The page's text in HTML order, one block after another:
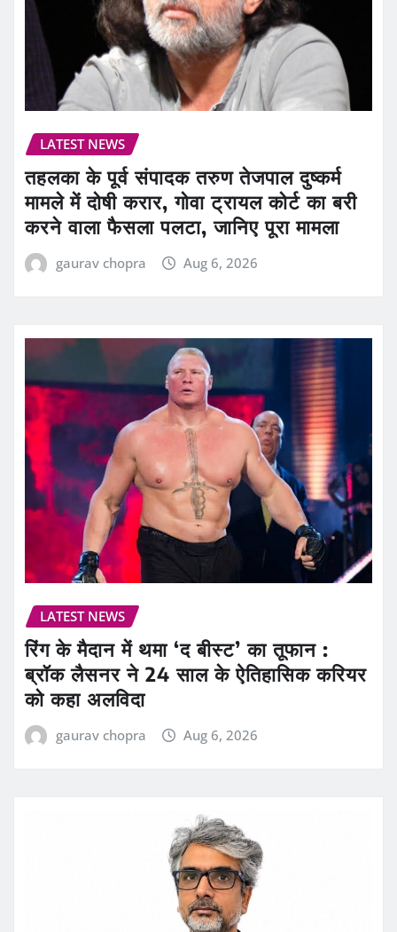
LATEST NEWS
तहलका के पूर्व संपादक तरुण तेजपाल दुष्कर्म
मामले में दोषी करार, गोवा ट्रायल कोर्ट का बरी
करने वाला फैसला पलटा, जानिए पूरा मामला
gaurav chopra Aug 6, 2026
LATEST NEWS
रिंग के मैदान में थमा ‘द बीस्ट’ का तूफान :
ब्रॉक लैसनर ने 24 साल के ऐतिहासिक करियर
को कहा अलविदा
gaurav chopra Aug 6, 2026